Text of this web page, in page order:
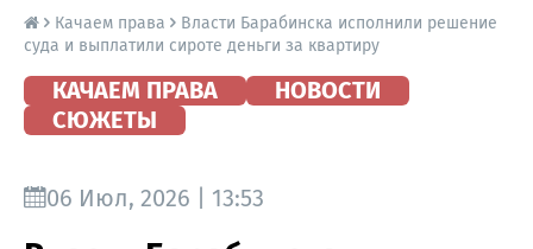
Precedent.
Качаем права
Власти Барабинска исполнили решение
суда и выплатили сироте деньги за квартиру
КАЧАЕМ ПРАВА
НОВОСТИ
СЮЖЕТЫ
06 Июл, 2026 | 13:53